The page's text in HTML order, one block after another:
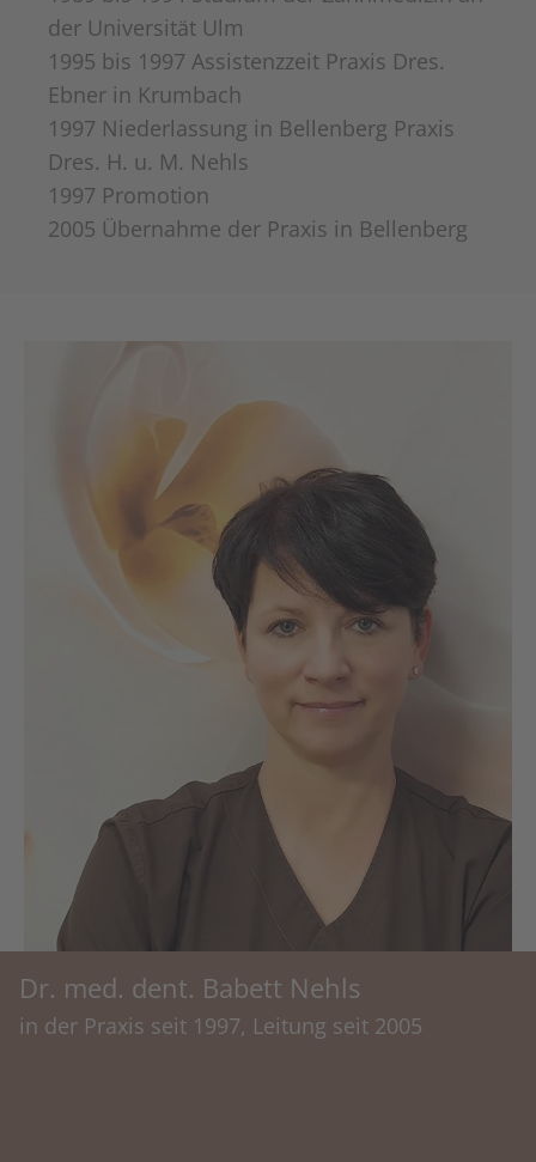
der Universität Ulm
1995 bis 1997 Assistenzzeit Praxis Dres.
Ebner in Krumbach
1997 Niederlassung in Bellenberg Praxis
Dres. H. u. M. Nehls
1997 Promotion
2005 Übernahme der Praxis in Bellenberg
Dr. med. dent. Babett Nehls
in der Praxis seit 1997, Leitung seit 2005